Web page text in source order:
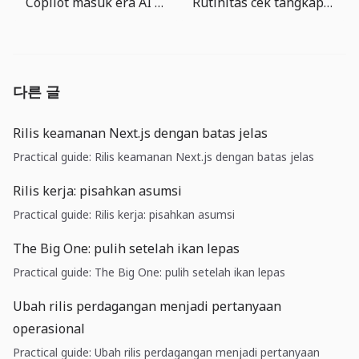
다른 글
Rilis keamanan Next.js dengan batas jelas
Practical guide: Rilis keamanan Next.js dengan batas jelas
Rilis kerja: pisahkan asumsi
Practical guide: Rilis kerja: pisahkan asumsi
The Big One: pulih setelah ikan lepas
Practical guide: The Big One: pulih setelah ikan lepas
Ubah rilis perdagangan menjadi pertanyaan
operasional
Practical guide: Ubah rilis perdagangan menjadi pertanyaan